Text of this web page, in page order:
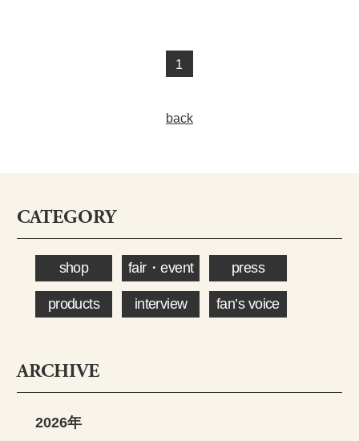
1
back
CATEGORY
shop fair・event press
products interview fan’s voice
ARCHIVE
2026年